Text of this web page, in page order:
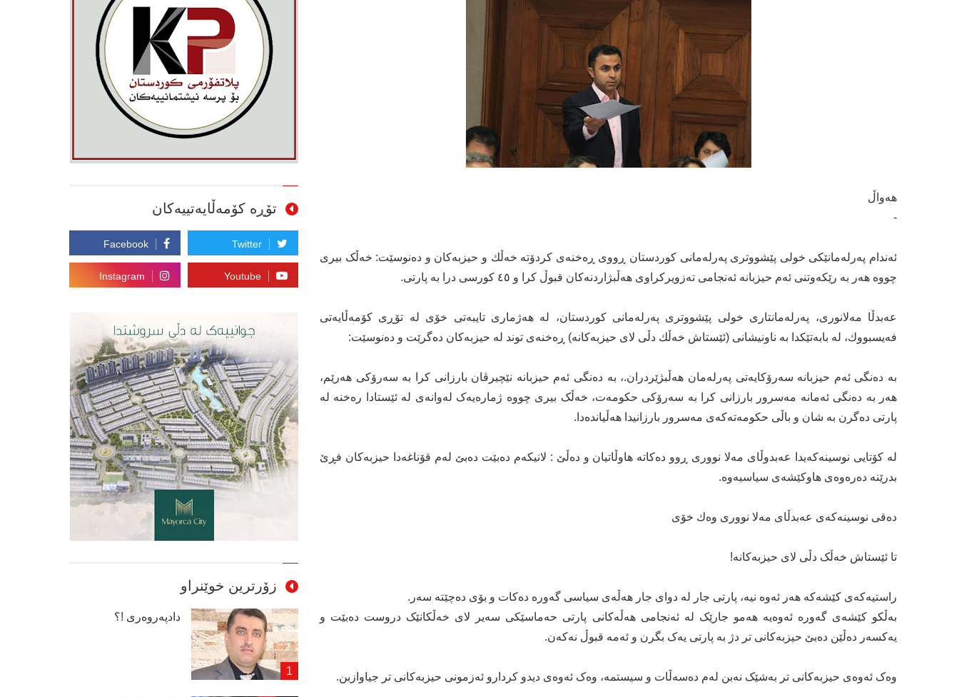
هەواڵ
-
ئەندام پەرلەمانێكی خولی پێشووتری پەرلەمانی كوردستان ڕووی ڕەخنەی كردۆتە خەڵك و حیزبەكان و دەنوسێت: خەڵک بیری
چووە هەر بە رێکەوتنی ئەم حیزبانە ئەنجامی تەزویرکراوی هەڵبژاردنەکان قبوڵ کرا و ٤٥ کورسی درا بە پارتی.
عەبدڵا مەلانوری، پەرلەمانتاری خولی پێشووتری پەرلەمانی كوردستان، لە هەژماری تایبەتی خۆی لە تۆڕی كۆمەڵایەتی
فەیسبووك، لە بابەتێكدا بە ناونیشانی (ئێستاش خەڵك دڵی لای حیزبەكانە) ڕەخنەی توند لە حیزبەكان دەگرێت و دەنوسێت:
بە دەنگی ئەم حیزبانە سەرۆکایەتی پەرلەمان هەڵبژێردران.، بە دەنگی ئەم حیزبانە نێچیرڤان بارزانی کرا بە سەرۆکی هەرێم،
هەر بە دەنگی ئەمانە مەسرور بارزانی کرا بە سەرۆکی حکومەت، خەڵک بیری چووە ژمارەیەک لەوانەی لە ئێستادا رەخنە لە
پارتی دەگرن بە شان و باڵی حکومەتەکەی مەسرور بارزانیدا هەڵیاندەدا.
لە كۆتایی نوسینەكەیدا عەبدوڵای مەلا نووری ڕوو دەكاتە هاوڵاتیان و دەڵێ : لانیكەم دەبێت دەبێ لەم قۆناغەدا حیزبەکان فڕێ
بدرێنە دەرەوەی هاوکێشەی سیاسیەوە.
دەقی نوسینەكەی عەبدڵای مەلا نووری وەك خۆی
تا ئێستاش خەڵک دڵی لای حیزبەکانە!
راستیەکەی کێشەکە هەر ئەوە نیە، پارتی جار لە دوای جار هەڵەی سیاسی گەورە دەکات و بۆی دەچێتە سەر.
بەڵکو کێشەی گەورە ئەوەیە هەمو جارێک لە ئەنجامی هەڵەکانی پارتی حەماسێکی سەیر لای خەڵکانێک دروست دەبێت و
یەکسەر دەڵێن دەبێ حیزبەکانی تر دژ بە پارتی یەک بگرن و ئەمە قبوڵ نەکەن.
وەک ئەوەی حیزبەکانی تر بەشێک نەبن لەم دەسەڵات و سیستمە، وەک ئەوەی دیدو کردارو ئەزمونی حیزبەکانی تر جیاوازبن.
تۆڕە کۆمەڵایەتییەکان
زۆرترین خوێنراو
دادپەروەری !؟